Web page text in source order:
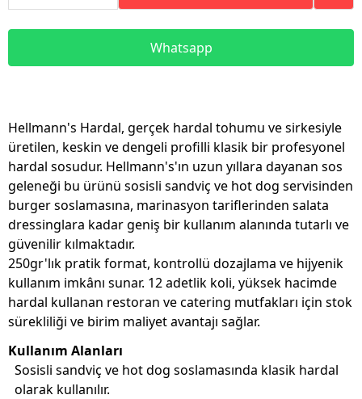
Whatsapp
Hellmann's Hardal, gerçek hardal tohumu ve sirkesiyle
üretilen, keskin ve dengeli profilli klasik bir profesyonel
hardal sosudur. Hellmann's'ın uzun yıllara dayanan sos
geleneği bu ürünü sosisli sandviç ve hot dog servisinden
burger soslamasına, marinasyon tariflerinden salata
dressinglara kadar geniş bir kullanım alanında tutarlı ve
güvenilir kılmaktadır.
250gr'lık pratik format, kontrollü dozajlama ve hijyenik
kullanım imkânı sunar. 12 adetlik koli, yüksek hacimde
hardal kullanan restoran ve catering mutfakları için stok
sürekliliği ve birim maliyet avantajı sağlar.
Kullanım Alanları
Sosisli sandviç ve hot dog soslamasında klasik hardal
olarak kullanılır.